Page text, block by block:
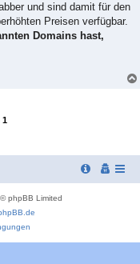
und sind damit für den
Preisen verfügbar.
Domains hast,
1
phpBB Limited